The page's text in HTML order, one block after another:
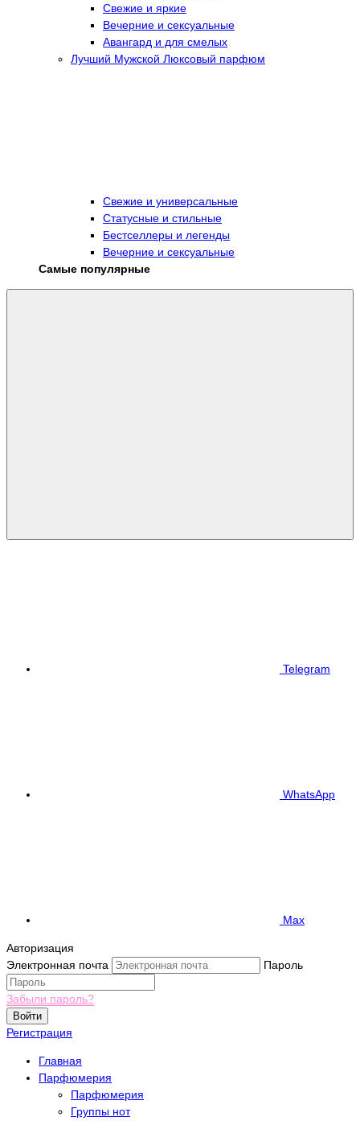
Свежие и яркие
Вечерние и сексуальные
Авангард и для смелых
Лучший Мужской Люксовый парфюм
Свежие и универсальные
Статусные и стильные
Бестселлеры и легенды
Вечерние и сексуальные
Самые популярные
Telegram
WhatsApp
Max
Авторизация
Электронная почта
Пароль
Забыли пароль?
Войти
Регистрация
Главная
Парфюмерия
Парфюмерия
Группы нот